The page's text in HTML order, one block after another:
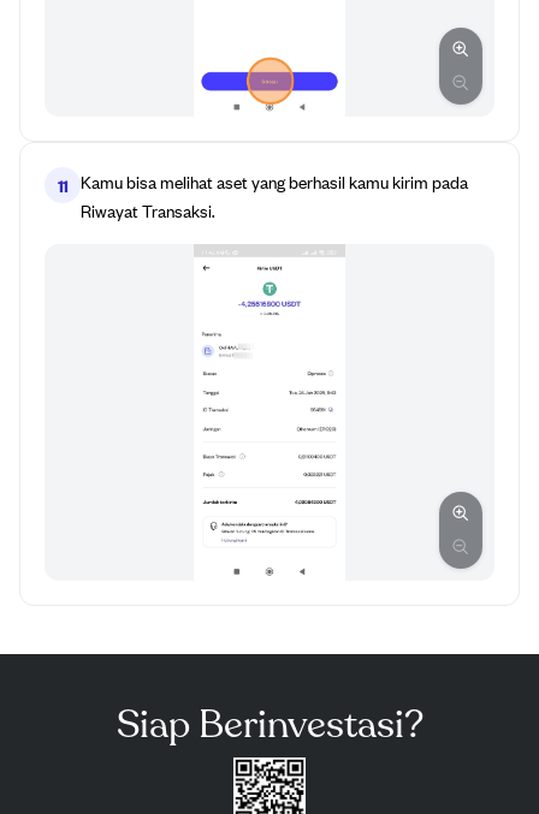
11 Kamu bisa melihat aset yang berhasil kamu kirim pada
Riwayat Transaksi.
Siap Berinvestasi?